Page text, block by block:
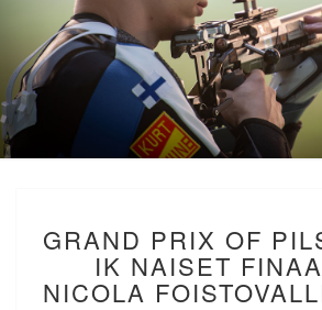
PRIX
OF
PILSEN
2024.
GRAND PRIX OF
IK NAISET
NICOLA